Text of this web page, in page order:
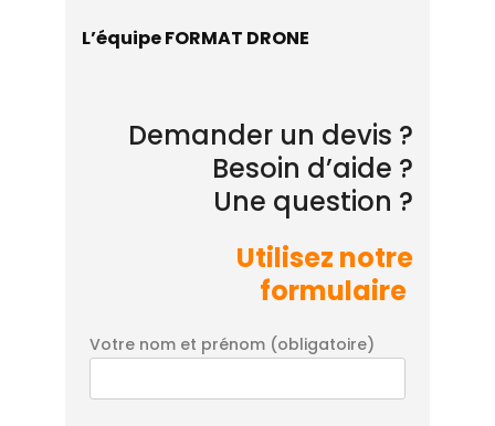
L’équipe FORMAT DRONE
Demander un devis ?
Besoin d’aide ?
Une question ?
Utilisez notre
formulaire
Votre nom et prénom (obligatoire)